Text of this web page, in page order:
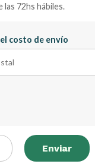
las 72hs hábiles.
costo de envío
Enviar